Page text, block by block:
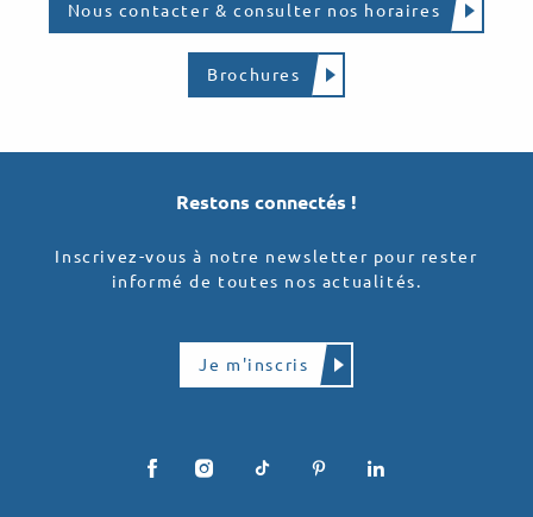
Nous contacter & consulter nos horaires
Brochures
Restons connectés !
Inscrivez-vous à notre newsletter pour rester
informé de toutes nos actualités.
Je m'inscris